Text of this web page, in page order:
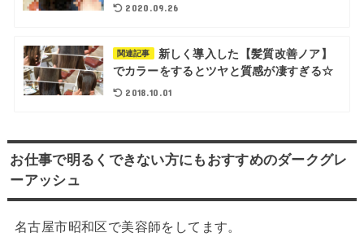
2020.09.26
関連記事
新しく導入した【髪質改善ノア】
でカラーをするとツヤと質感が凄すぎる☆
2018.10.01
お仕事で明るくできない方にもおすすめのダークグレ
ーアッシュ
名古屋市昭和区で美容師をしてます。